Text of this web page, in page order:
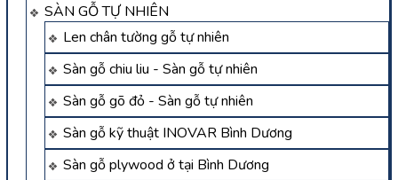
SÀN GỖ TỰ NHIÊN
Len chân tường gỗ tự nhiên
Sàn gỗ chiu liu - Sàn gỗ tự nhiên
Sàn gỗ gõ đỏ - Sàn gỗ tự nhiên
Sàn gỗ kỹ thuật INOVAR Bình Dương
Sàn gỗ plywood ở tại Bình Dương